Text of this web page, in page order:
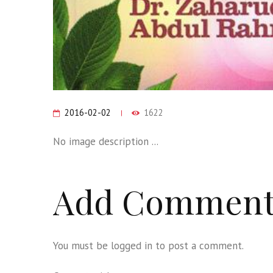
2016-02-02 1622
No image description ...
Add
You must be logged in to post a comment.